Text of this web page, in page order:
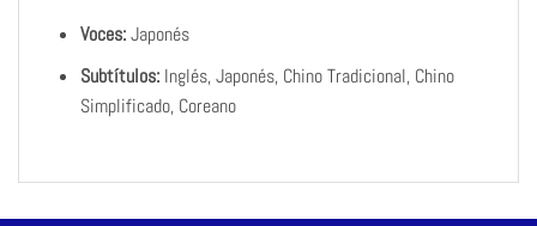
Voces:Japonés
Subtítulos:Inglés, Japonés, Chino Tradicional, Chino
Simplificado, Coreano